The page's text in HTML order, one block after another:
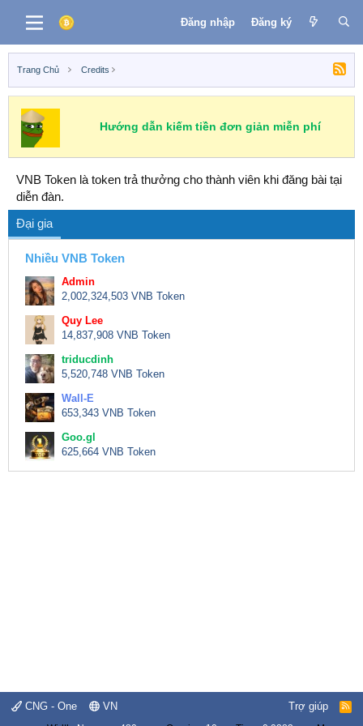
Đăng nhập Đăng ký
Trang Chủ Credits
Hướng dẫn kiếm tiền đơn giản miễn phí
VNB Token là token trả thưởng cho thành viên khi đăng bài tại
diễn đàn.
Đại gia
Nhiều VNB Token
Admin
2,002,324,503 VNB Token
Quy Lee
14,837,908 VNB Token
triducdinh
5,520,748 VNB Token
Wall-E
653,343 VNB Token
Goo.gl
625,664 VNB Token
CNG - One VN Trợ giúp
R